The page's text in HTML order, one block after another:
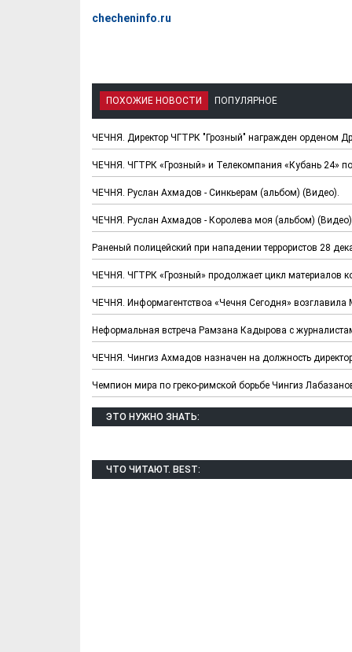
checheninfo.ru
ПОХОЖИЕ НОВОСТИ ПОПУЛЯРНОЕ
ЧЕЧНЯ. Директор ЧГТРК "Грозный" награжден орденом
ЧЕЧНЯ. ЧГТРК «Грозный» и Телекомпания «Кубань 24»
ЧЕЧНЯ. Руслан Ахмадов - Синкьерам (альбом) (Видео).
ЧЕЧНЯ. Руслан Ахмадов - Королева моя (альбом)
Раненый полицейский при нападении террористов 28
ЧЕЧНЯ. ЧГТРК «Грозный» продолжает цикл материалов
ЧЕЧНЯ. Информагентствоа «Чечня Сегодня»
Неформальная встреча Рамзана Кадырова с
ЧЕЧНЯ. Чингиз Ахмадов назначен на должность
Чемпион мира по греко-римской борьбе Чингиз
ЭТО НУЖНО ЗНАТЬ:
ЧТО ЧИТАЮТ. BEST: